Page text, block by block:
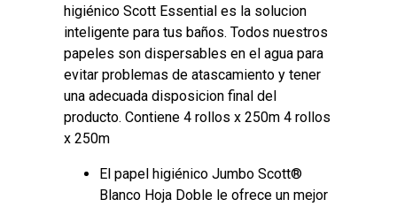
higiénico Scott Essential es la solucion
inteligente para tus baños. Todos nuestros
papeles son dispersables en el agua para
evitar problemas de atascamiento y tener
una adecuada disposicion final del
producto. Contiene 4 rollos x 250m 4 rollos
x 250m
El papel higiénico Jumbo Scott®
Blanco Hoja Doble le ofrece un mejor